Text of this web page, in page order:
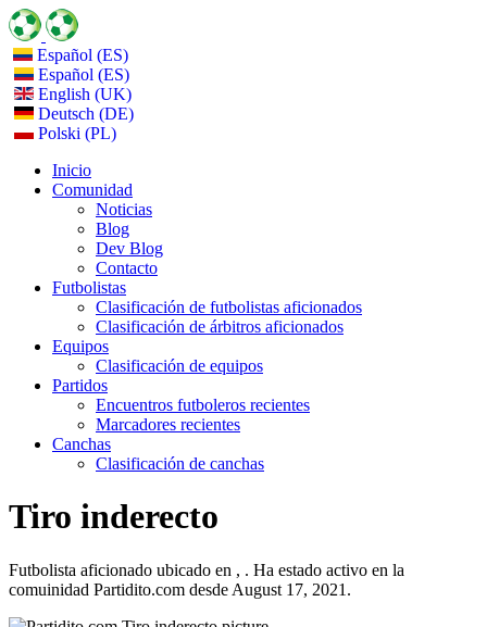
Español (ES)
Español (ES)
English (UK)
Deutsch (DE)
Polski (PL)
Inicio
Comunidad
Noticias
Blog
Dev Blog
Contacto
Futbolistas
Clasificación de futbolistas aficionados
Clasificación de árbitros aficionados
Equipos
Clasificación de equipos
Partidos
Encuentros futboleros recientes
Marcadores recientes
Canchas
Clasificación de canchas
Tiro inderecto
Futbolista aficionado ubicado en , . Ha estado activo en la
comuinidad Partidito.com desde August 17, 2021.